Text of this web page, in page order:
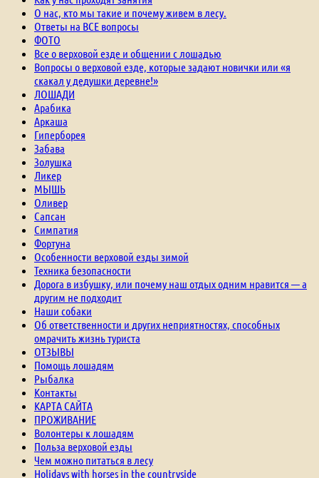
О нас, кто мы такие и почему живем в лесу.
Ответы на ВСЕ вопросы
ФОТО
Все о верховой езде и общении с лошадью
Вопросы о верховой езде, которые задают новички или «я
скакал у дедушки деревне!»
ЛОШАДИ
Арабика
Аркаша
Гиперборея
Забава
Золушка
Ликер
МЫШЬ
Оливер
Сапсан
Симпатия
Фортуна
Особенности верховой езды зимой
Техника безопасности
Дорога в избушку, или почему наш отдых одним нравится — а
другим не подходит
Наши собаки
Об ответственности и других неприятностях, способных
омрачить жизнь туриста
ОТЗЫВЫ
Помощь лошадям
Рыбалка
Контакты
КАРТА САЙТА
ПРОЖИВАНИЕ
Волонтеры к лошадям
Польза верховой езды
Чем можно питаться в лесу
Holidays with horses in the countryside